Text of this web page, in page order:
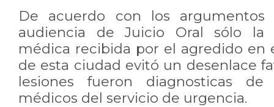
De acuerdo con los argumentos
audiencia de Juicio Oral sólo la
médica recibida por el agredido en
de esta ciudad evitó un desenlace
lesiones fueron diagnosticas
médicos del servicio de urgencia.